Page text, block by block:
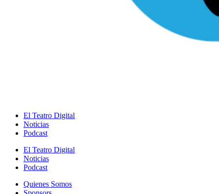
El Teatro Digital
Noticias
Podcast
El Teatro Digital
Noticias
Podcast
Quienes Somos